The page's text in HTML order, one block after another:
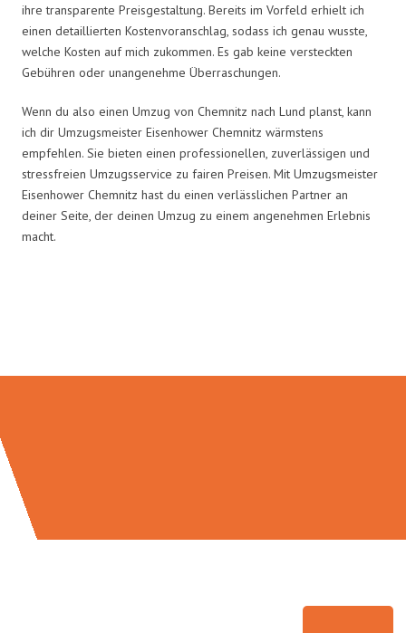
ihre transparente Preisgestaltung. Bereits im Vorfeld erhielt ich
einen detaillierten Kostenvoranschlag, sodass ich genau wusste,
welche Kosten auf mich zukommen. Es gab keine versteckten
Gebühren oder unangenehme Überraschungen.
Wenn du also einen Umzug von Chemnitz nach Lund planst, kann
ich dir Umzugsmeister Eisenhower Chemnitz wärmstens
empfehlen. Sie bieten einen professionellen, zuverlässigen und
stressfreien Umzugsservice zu fairen Preisen. Mit Umzugsmeister
Eisenhower Chemnitz hast du einen verlässlichen Partner an
deiner Seite, der deinen Umzug zu einem angenehmen Erlebnis
macht.